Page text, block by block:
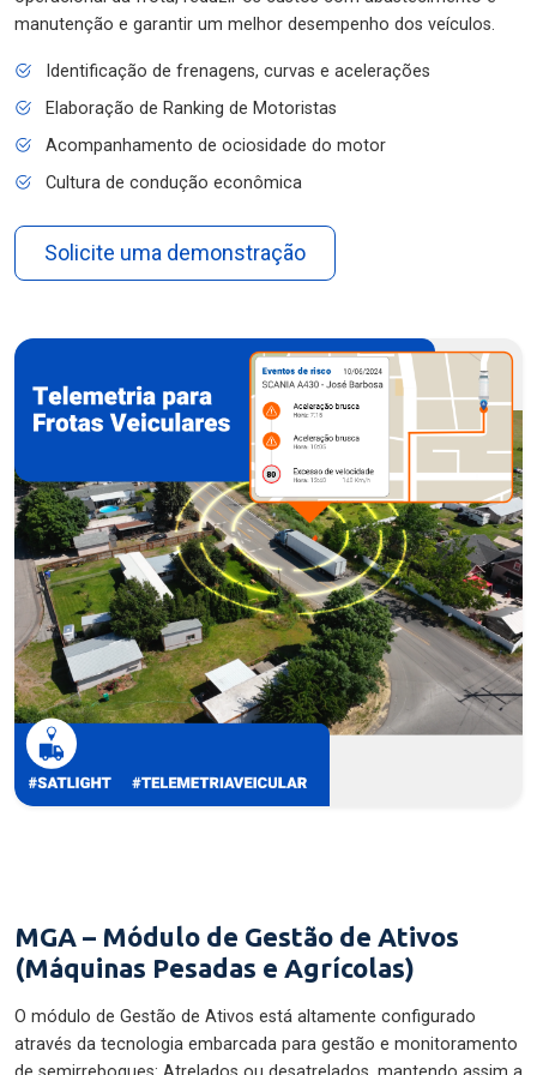
manutenção e garantir um melhor desempenho dos veículos.
Identificação de frenagens, curvas e acelerações
Elaboração de Ranking de Motoristas
Acompanhamento de ociosidade do motor
Cultura de condução econômica
Solicite uma demonstração
MGA – Módulo de Gestão de Ativos
(Máquinas Pesadas e Agrícolas)
O módulo de Gestão de Ativos está altamente configurado
através da tecnologia embarcada para gestão e monitoramento